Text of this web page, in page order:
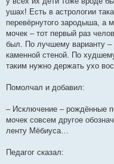
ушах! Есть в астрологии
перевёрнутого зародыша, а
мочек – тот первый раз
был. По лучшему варианту –
каменной стеной. По
таким нужно держать ухо
Помолчал и добавил:
– Исключение – рождённые
мочек совсем другое
ленту Мёбиуса…
Педагог сказал: